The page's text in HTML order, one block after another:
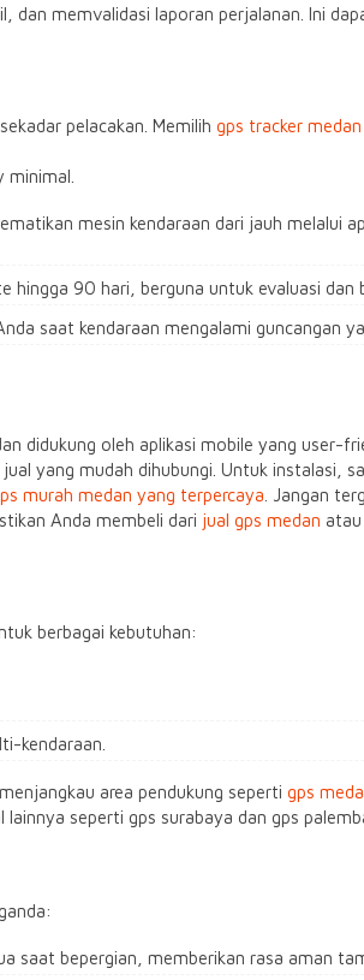
memvalidasi laporan perjalanan. Ini
pelacakan. Memilih gps tracker medan
minimal.
mesin kendaraan dari jauh melalui
90 hari, berguna untuk evaluasi dan
saat kendaraan mengalami guncangan
didukung oleh aplikasi mobile yang user-
yang mudah dihubungi. Untuk instalasi,
murah medan yang terpercaya . Jangan
Anda membeli dari jual gps medan atau
berbagai kebutuhan:
kendaraan.
area pendukung seperti gps
seperti gps surabaya dan gps
saat bepergian, memberikan rasa aman